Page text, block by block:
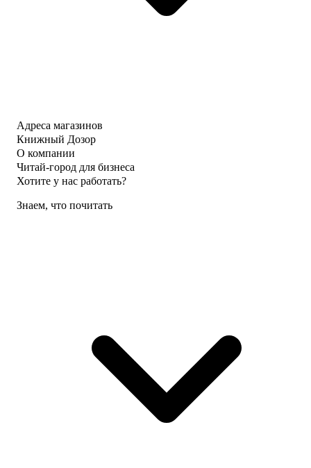
Адреса магазинов
Книжный Дозор
О компании
Читай-город для бизнеса
Хотите у нас работать?
Знаем, что почитать